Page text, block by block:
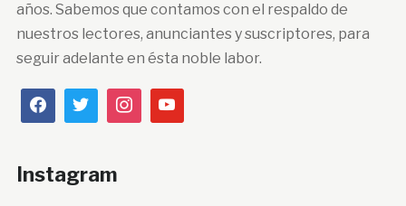
años. Sabemos que contamos con el respaldo de
nuestros lectores, anunciantes y suscriptores, para
seguir adelante en ésta noble labor.
Instagram